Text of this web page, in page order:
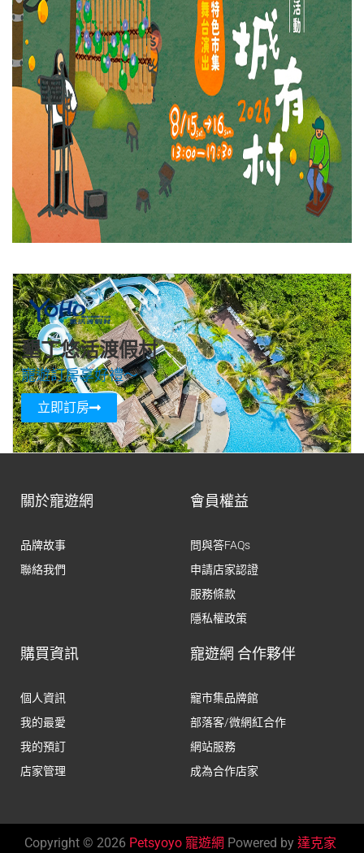
墾丁悠活渡假村
寵遊訂房享好禮～
立即訂房
關於寵遊網
品牌故事
聯絡我們
會員權益
問與答FAQs
申請店家認證
服務條款
隱私權政策
購買資訊
個人資訊
我的最愛
我的預訂
店家管理
寵遊網 合作夥伴
寵市集品牌館
部落客/微網紅合作
網站服務
成為合作店家
Copyright © 2026 Petsyoyo 寵遊網 Powered by 達克家